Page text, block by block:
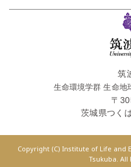
筑
生命環境学群 生命地
〒
茨城県つく
Copyright (C) Institute of Life and
Tsukuba. All